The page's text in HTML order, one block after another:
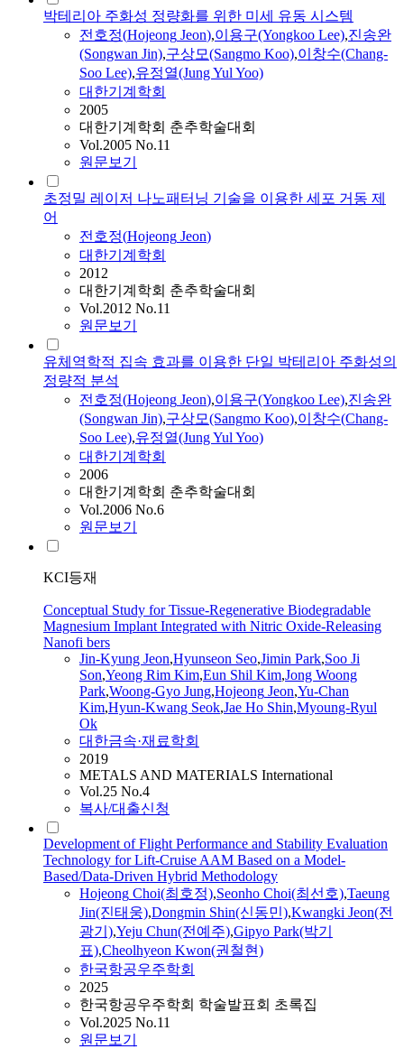
박테리아 주화성 정량화를 위한 미세 유동 시스템
전호정(Hojeong Jeon),이용구(Yongkoo Lee),진송완
(Songwan Jin),구상모(Sangmo Koo),이창수(Chang-
Soo Lee),유정열(Jung Yul Yoo)
대한기계학회
2005
대한기계학회 춘추학술대회
Vol.2005 No.11
원문보기
초정밀 레이저 나노패터닝 기술을 이용한 세포 거동 제
어
전호정(Hojeong Jeon)
대한기계학회
2012
대한기계학회 춘추학술대회
Vol.2012 No.11
원문보기
유체역학적 집속 효과를 이용한 단일 박테리아 주화성의
정량적 분석
전호정(Hojeong Jeon),이용구(Yongkoo Lee),진송완
(Songwan Jin),구상모(Sangmo Koo),이창수(Chang-
Soo Lee),유정열(Jung Yul Yoo)
대한기계학회
2006
대한기계학회 춘추학술대회
Vol.2006 No.6
원문보기
KCI등재
Conceptual Study for Tissue-Regenerative Biodegradable
Magnesium Implant Integrated with Nitric Oxide-Releasing
Nanofi bers
Jin‑Kyung Jeon,Hyunseon Seo,Jimin Park,Soo Ji
Son,Yeong Rim Kim,Eun Shil Kim,Jong Woong
Park,Woong‑Gyo Jung,Hojeong Jeon,Yu‑Chan
Kim,Hyun‑Kwang Seok,Jae Ho Shin,Myoung‑Ryul
Ok
대한금속·재료학회
2019
METALS AND MATERIALS International
Vol.25 No.4
복사/대출신청
Development of Flight Performance and Stability Evaluation
Technology for Lift-Cruise AAM Based on a Model-
Based/Data-Driven Hybrid Methodology
Hojeong Choi(최호정),Seonho Choi(최선호),Taeung
Jin(진태웅),Dongmin Shin(신동민),Kwangki Jeon(전
광기),Yeju Chun(전예주),Gipyo Park(박기
표),Cheolhyeon Kwon(권철현)
한국항공우주학회
2025
한국항공우주학회 학술발표회 초록집
Vol.2025 No.11
원문보기